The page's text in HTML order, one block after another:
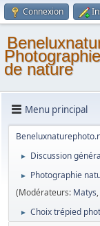
Connexion
de nature
Menu principal
► Discussion
►
Photographie
(Modérateurs: Matys,
► Choix trépied